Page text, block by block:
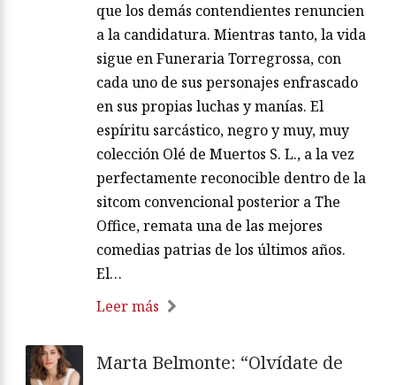
que los demás contendientes renuncien
a la candidatura. Mientras tanto, la vida
sigue en Funeraria Torregrossa, con
cada uno de sus personajes enfrascado
en sus propias luchas y manías. El
espíritu sarcástico, negro y muy, muy
colección Olé de Muertos S. L., a la vez
perfectamente reconocible dentro de la
sitcom convencional posterior a The
Office, remata una de las mejores
comedias patrias de los últimos años.
El…
Leer más
Marta Belmonte: “Olvídate de